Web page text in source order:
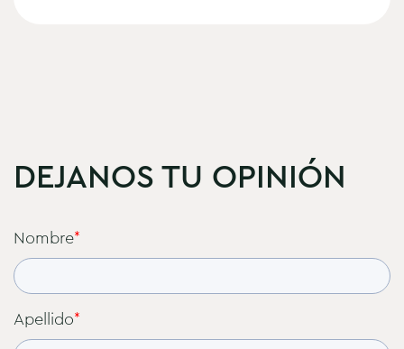
DEJANOS TU OPINIÓN
Nombre*
Apellido*